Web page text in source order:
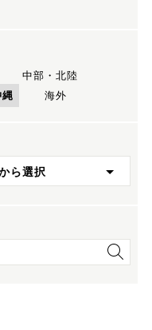
中部・北陸
縄 海外
ら選択